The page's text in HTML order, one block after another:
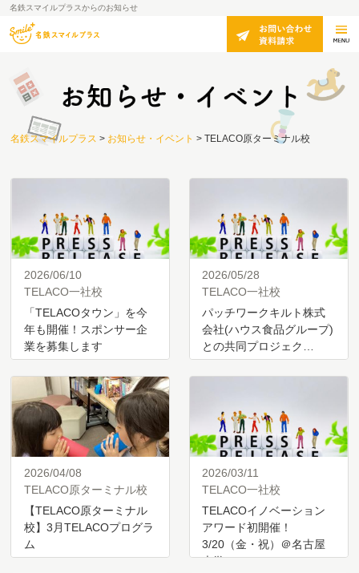
名鉄スマイルプラスからのお知らせ
名鉄スマイルプラス > お知らせ・イベント > TELACO原ターミナル校
2026/06/10
TELACO一社校
「TELACOタウン」を今
年も開催！スポンサー企
業を募集します
2026/05/28
TELACO一社校
パッチワークキルト株式
会社(ハウス食品グループ)
との共同プロジェク…
2026/04/08
TELACO原ターミナル校
【TELACO原ターミナル
校】3月TELACOプログラ
ム
2026/03/11
TELACO一社校
TELACOイノベーション
アワード初開催！
3/20（金・祝）＠名古屋
大学